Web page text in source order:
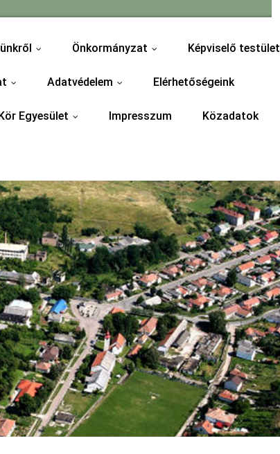
Önkormányzat Képviselő testület
Adatvédelem Elérhetőségeink
Egyesület Impresszum Közadatok